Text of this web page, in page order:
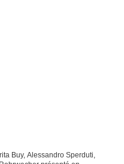
Buy, Alessandro Sperduti,